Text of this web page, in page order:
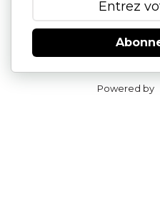
Powered by